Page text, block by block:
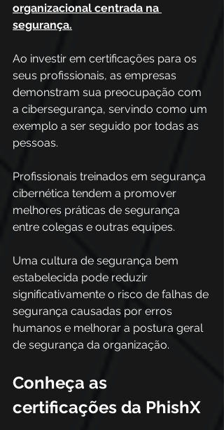
organizacional centrada na
segurança.
Ao investir em certificações para os
seus profissionais, as empresas
demonstram sua preocupação com
a cibersegurança, servindo como um
exemplo a ser seguido por todas as
pessoas.
Profissionais treinados em segurança
cibernética tendem a promover
melhores práticas de segurança
entre colegas e outras equipes.
Uma cultura de segurança bem
estabelecida pode reduzir
significativamente o risco de falhas de
segurança causadas por erros
humanos e melhorar a postura geral
de segurança da organização.
Conheça as
certificações da PhishX